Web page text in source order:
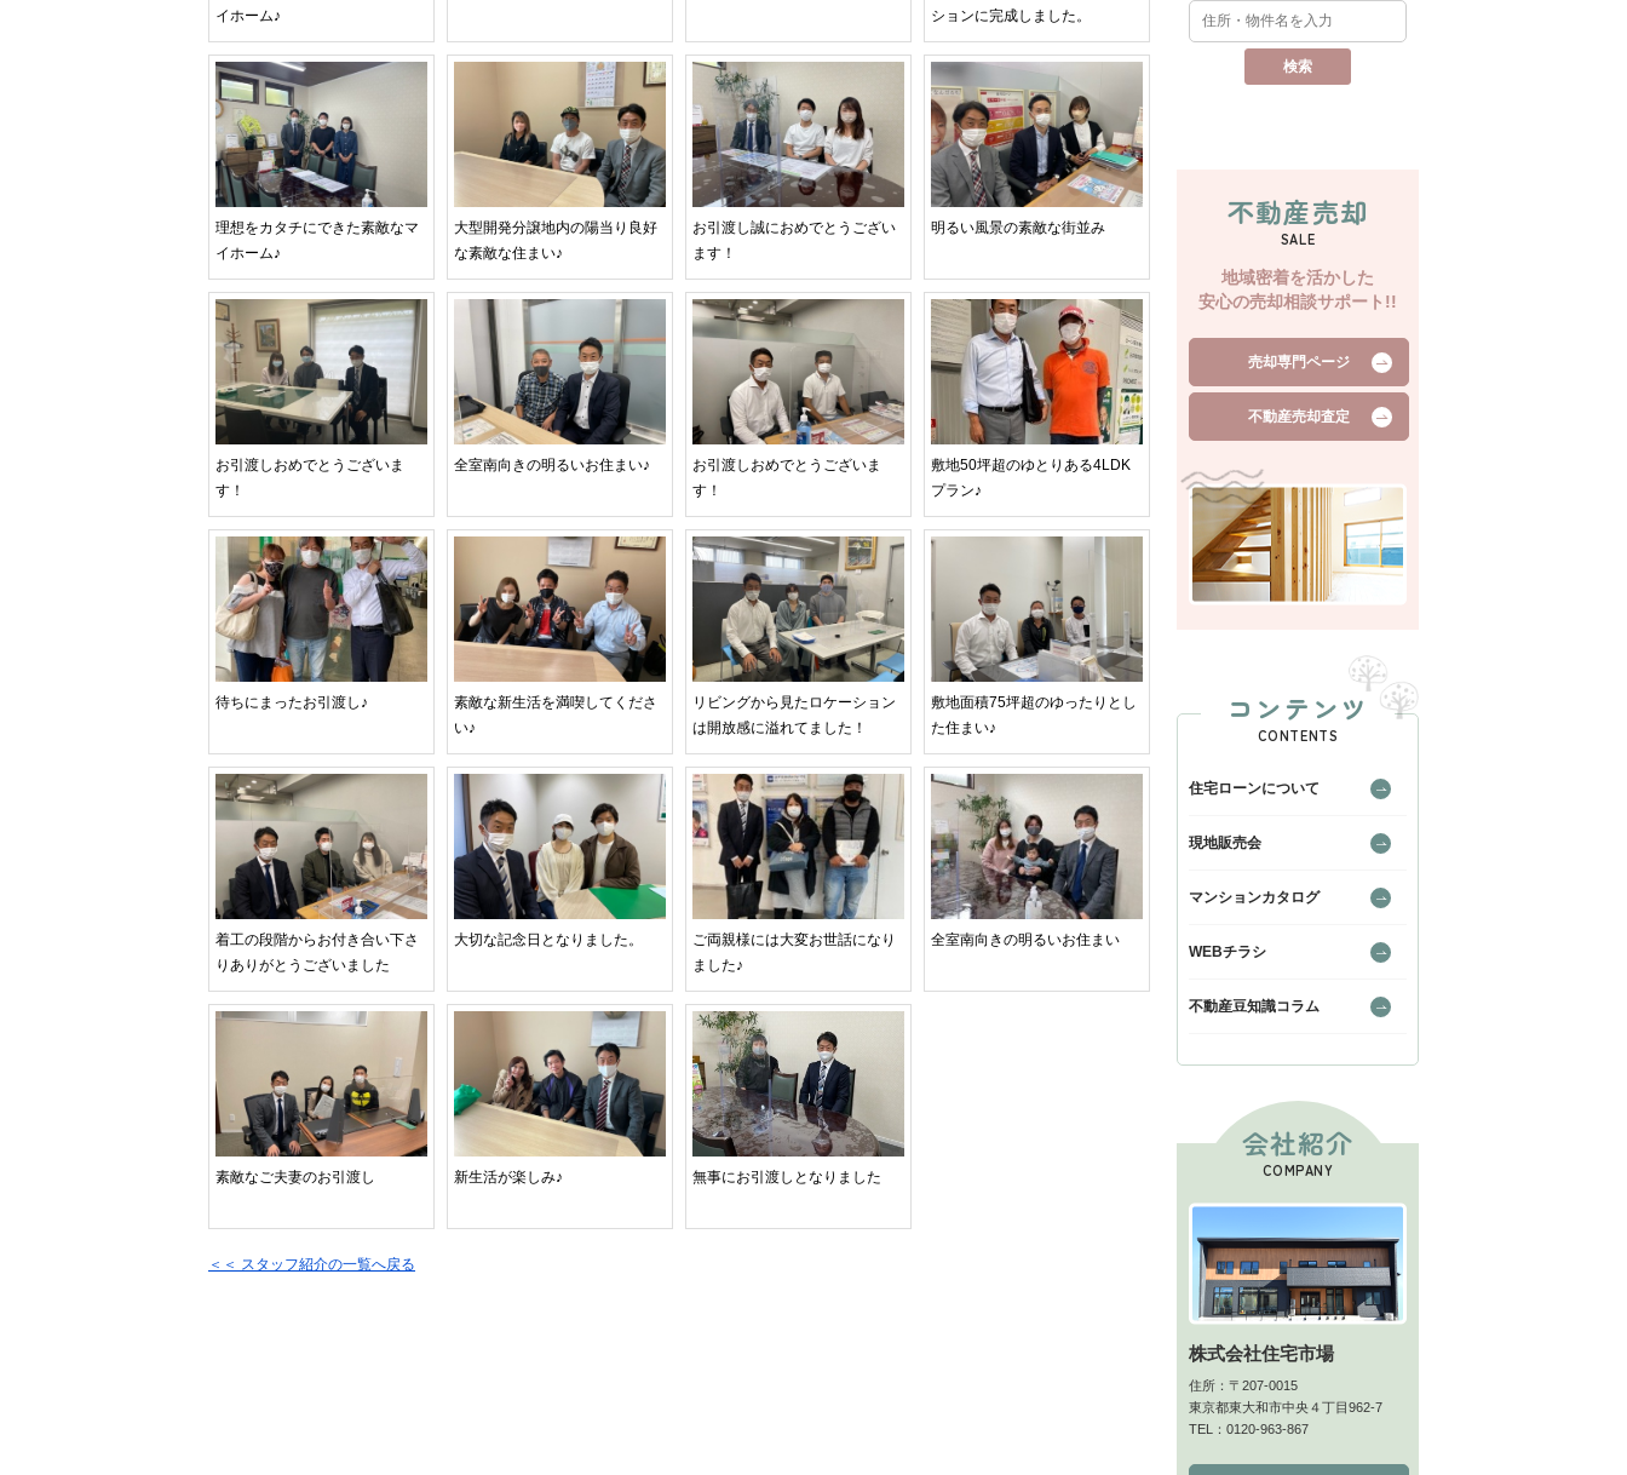
イホーム♪
ションに完成しました。
理想をカタチにできた素敵なマ
イホーム♪
大型開発分譲地内の陽当り良好
な素敵な住まい♪
お引渡し誠におめでとうござい
ます！
明るい風景の素敵な街並み
お引渡しおめでとうございま
す！
全室南向きの明るいお住まい♪
お引渡しおめでとうございま
す！
敷地50坪超のゆとりある4LDK
プラン♪
待ちにまったお引渡し♪
素敵な新生活を満喫してくださ
い♪
リビングから見たロケーション
は開放感に溢れてました！
敷地面積75坪超のゆったりとし
た住まい♪
着工の段階からお付き合い下さ
りありがとうございました
大切な記念日となりました。
ご両親様には大変お世話になり
ました♪
全室南向きの明るいお住まい
素敵なご夫妻のお引渡し 新生活が楽しみ♪ 無事にお引渡しとなりました
＜＜ スタッフ紹介の一覧へ戻る
不動産売却
SALE
地域密着を活かした
安心の売却相談サポート!!
売却専門ページ
不動産売却査定
コンテンツ
CONTENTS
住宅ローンについて
現地販売会
マンションカタログ
WEBチラシ
不動産豆知識コラム
会社紹介
COMPANY
株式会社住宅市場
住所：〒207-0015
東京都東大和市中央４丁目962-7
TEL：0120-963-867